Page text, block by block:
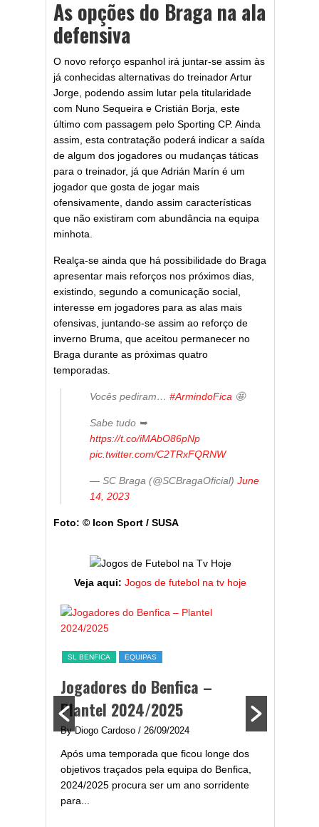
As opções do Braga na ala
defensiva
O novo reforço espanhol irá juntar-se assim às
já conhecidas alternativas do treinador Artur
Jorge, podendo assim lutar pela titularidade
com Nuno Sequeira e Cristián Borja, este
último com passagem pelo Sporting CP. Ainda
assim, esta contratação poderá indicar a saída
de algum dos jogadores ou mudanças táticas
para o treinador, já que Adrián Marín é um
jogador que gosta de jogar mais
ofensivamente, dando assim características
que não existiram com abundância na equipa
minhota.
Realça-se ainda que há possibilidade do Braga
apresentar mais reforços nos próximos dias,
existindo, segundo a comunicação social,
interesse em jogadores para as alas mais
ofensivas, juntando-se assim ao reforço de
inverno Bruma, que aceitou permanecer no
Braga durante as próximas quatro
temporadas.
Vocês pediram… #ArmindoFica 🤩
Sabe tudo ➥
https://t.co/iMAbO86pNp
pic.twitter.com/C2TRxFQRNW
— SC Braga (@SCBragaOficial) June
14, 2023
Foto: © Icon Sport / SUSA
Veja aqui: Jogos de futebol na tv hoje
SL BENFICA EQUIPAS
Jogadores do Benfica –
Plantel 2024/2025
By Diogo Cardoso / 26/09/2024
Após uma temporada que ficou longe dos
objetivos traçados pela equipa do Benfica,
2024/2025 procura ser um ano sorridente
para...